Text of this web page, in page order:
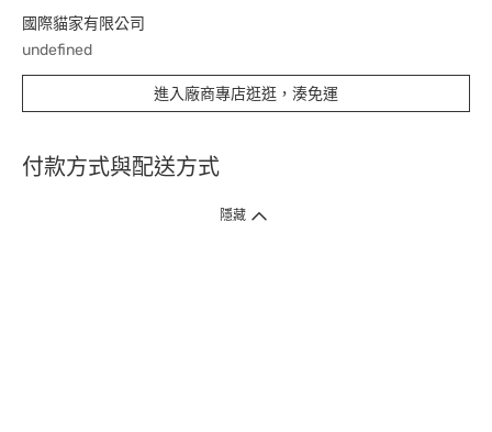
國際貓家有限公司
undefined
進入廠商專店逛逛，湊免運
付款方式與配送方式
隱藏